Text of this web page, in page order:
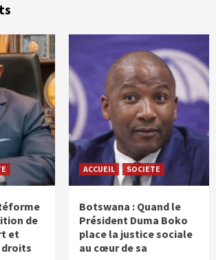
de
et
ACCUEIL SOCIETE
Botswana : Quand le
Président Duma Boko
place la justice sociale
au cœur de sa